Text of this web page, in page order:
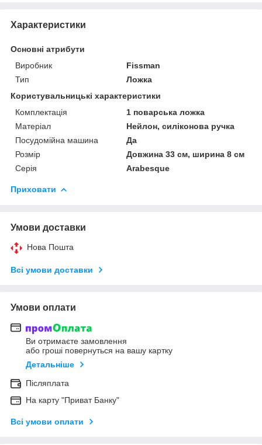
Характеристики
Основні атрибути
Виробник
Fissman
Тип
Ложка
Користувальницькі характеристики
Комплектація
1 поварська ложка
Матеріал
Нейлон, силіконова ручка
Посудомійна машина
Да
Розмір
Довжина 33 см, ширина 8 см
Серія
Arabesque
Приховати
Умови доставки
Нова Пошта
Всі умови доставки
Умови оплати
Ви отримаєте замовлення
або гроші повернуться на вашу картку
Детальніше
Післяплата
На карту "Приват Банку"
Всі умови оплати